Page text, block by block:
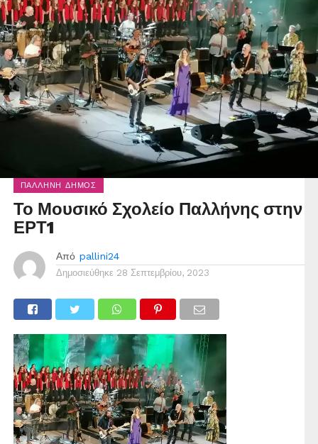
ΠΑΛΛΉΝΗ ΔΉΜΟΣ
Το Μουσικό Σχολείο Παλλήνης στην
ΕΡΤ1
Από pallini24
Δημοσιεύθηκε 28 Σεπτεμβρίου, 2023